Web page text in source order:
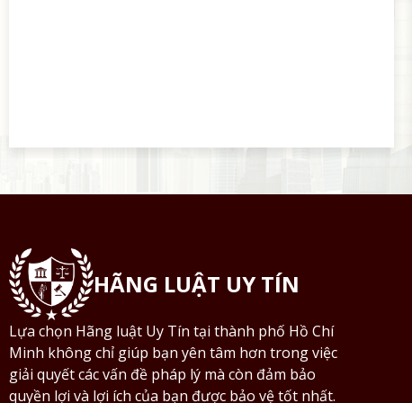
HÃNG LUẬT UY TÍN
Lựa chọn Hãng luật Uy Tín tại thành phố Hồ Chí
Minh không chỉ giúp bạn yên tâm hơn trong việc
giải quyết các vấn đề pháp lý mà còn đảm bảo
quyền lợi và lợi ích của bạn được bảo vệ tốt nhất.